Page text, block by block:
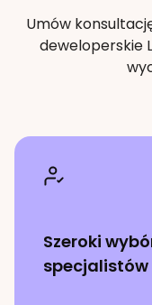
Umów
deweloperskie
Szeroki
specjalistów